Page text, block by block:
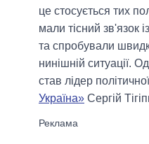
ВСІ ПЕРСОНИ
це стосується тих
мали тісний зв'язок
та спробували
нинішній ситуації.
став лідер
Україна» Сергій